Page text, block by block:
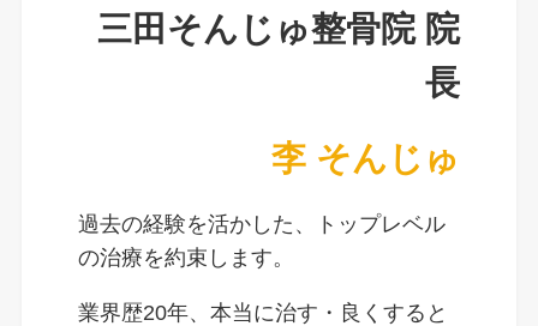
三田そんじゅ整骨院 院
長
李 そんじゅ
過去の経験を活かした、トップレベル
の治療を約束します。
業界歴20年、本当に治す・良くすると